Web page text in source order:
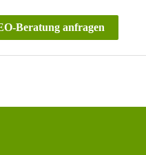
Beratung anfragen